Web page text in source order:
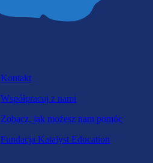
Kontakt
Współpracuj z nami
Zobacz, jak możesz nam pomóc
Fundacja Katalyst Education